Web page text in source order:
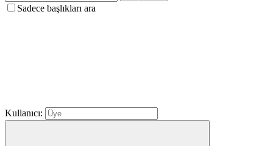
Sadece başlıkları ara
Kullanıcı: